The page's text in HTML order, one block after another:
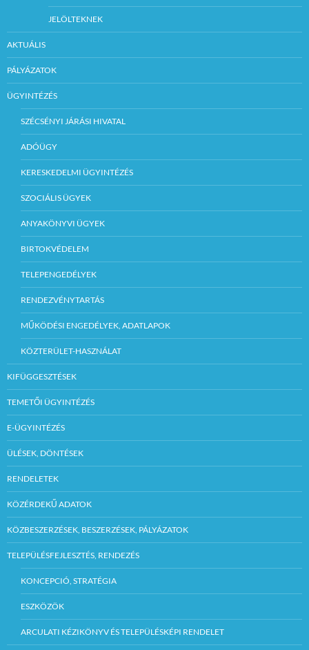
JELÖLTEKNEK
AKTUÁLIS
PÁLYÁZATOK
ÜGYINTÉZÉS
SZÉCSÉNYI JÁRÁSI HIVATAL
ADÓÜGY
KERESKEDELMI ÜGYINTÉZÉS
SZOCIÁLIS ÜGYEK
ANYAKÖNYVI ÜGYEK
BIRTOKVÉDELEM
TELEPENGEDÉLYEK
RENDEZVÉNYTARTÁS
MŰKÖDÉSI ENGEDÉLYEK, ADATLAPOK
KÖZTERÜLET-HASZNÁLAT
KIFÜGGESZTÉSEK
TEMETŐI ÜGYINTÉZÉS
E-ÜGYINTÉZÉS
ÜLÉSEK, DÖNTÉSEK
RENDELETEK
KÖZÉRDEKŰ ADATOK
KÖZBESZERZÉSEK, BESZERZÉSEK, PÁLYÁZATOK
TELEPÜLÉSFEJLESZTÉS, RENDEZÉS
KONCEPCIÓ, STRATÉGIA
ESZKÖZÖK
ARCULATI KÉZIKÖNYV ÉS TELEPÜLÉSKÉPI RENDELET